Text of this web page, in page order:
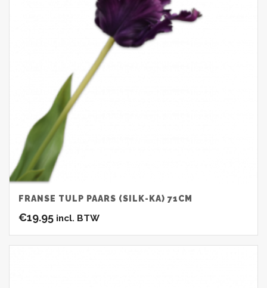
FRANSE TULP PAARS (SILK-KA) 71CM
€19.95 incl. BTW